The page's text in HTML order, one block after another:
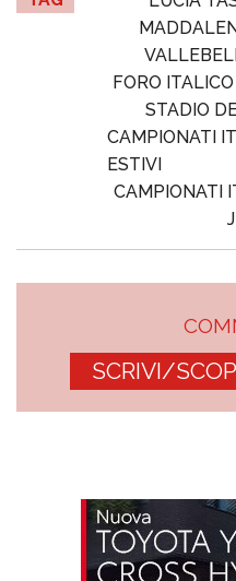
FORO
STADIO
CAMPIONATI
ESTIVI
CAMPIONATI
SCRIVI/